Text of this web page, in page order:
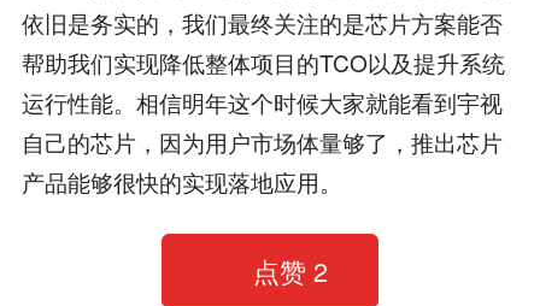
依旧是务实的，我们最终关注的是芯片方案能否
帮助我们实现降低整体项目的TCO以及提升系统
运行性能。相信明年这个时候大家就能看到宇视
自己的芯片，因为用户市场体量够了，推出芯片
产品能够很快的实现落地应用。
点赞 2